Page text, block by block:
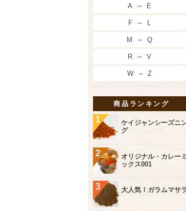
A～E
F～L
M～Q
R～V
W～Z
商品ランキング